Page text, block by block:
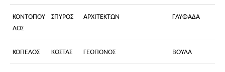
ΚΟΝΤΟΠΟΥ
ΛΟΣ
ΣΠΥΡΟΣ ΑΡΧΙΤΕΚΤΩΝ ΓΛΥΦΑΔΑ
ΚΟΠΕΛΟΣ ΚΩΣΤΑΣ ΓΕΩΠΟΝΟΣ ΒΟΥΛΑ